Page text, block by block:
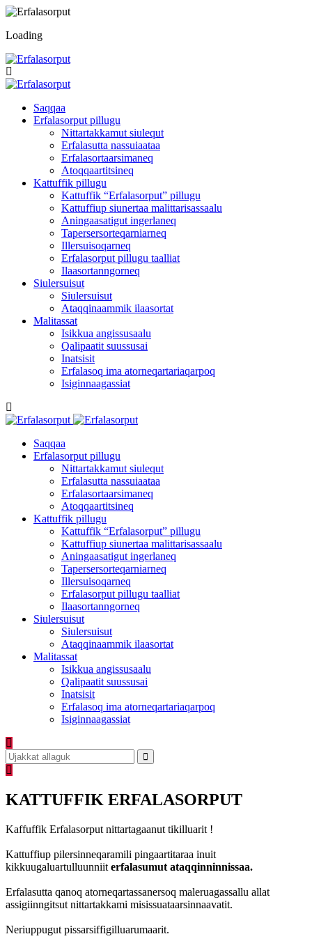
Loading
Saqqaa
Erfalasorput pillugu
Nittartakkamut siulequt
Erfalasutta nassuiaataa
Erfalasortaarsimaneq
Atoqqaartitsineq
Kattuffik pillugu
Kattuffik “Erfalasorput” pillugu
Kattuffiup siunertaa malittarisassaalu
Aningaasatigut ingerlaneq
Tapersersorteqarniarneq
Illersuisoqarneq
Erfalasorput pillugu taalliat
Ilaasortanngorneq
Siulersuisut
Siulersuisut
Ataqqinaammik ilaasortat
Malitassat
Isikkua angissusaalu
Qalipaatit suussusai
Inatsisit
Erfalasoq ima atorneqartariaqarpoq
Isiginnaagassiat
Saqqaa
Erfalasorput pillugu
Nittartakkamut siulequt
Erfalasutta nassuiaataa
Erfalasortaarsimaneq
Atoqqaartitsineq
Kattuffik pillugu
Kattuffik “Erfalasorput” pillugu
Kattuffiup siunertaa malittarisassaalu
Aningaasatigut ingerlaneq
Tapersersorteqarniarneq
Illersuisoqarneq
Erfalasorput pillugu taalliat
Ilaasortanngorneq
Siulersuisut
Siulersuisut
Ataqqinaammik ilaasortat
Malitassat
Isikkua angissusaalu
Qalipaatit suussusai
Inatsisit
Erfalasoq ima atorneqartariaqarpoq
Isiginnaagassiat
KATTUFFIK ERFALASORPUT
Kaffuffik Erfalasorput nittartagaanut tikilluarit !
Kattuffiup pilersinneqaramili pingaartitaraa inuit
kikkuugaluartulluunniit erfalasumut ataqqinninnissaa.
Erfalasutta qanoq atorneqartassanersoq maleruagassallu allat
assigiinngitsut nittartakkami misissuataarsinnaavatit.
Neriuppugut pissarsiffigilluarumaarit.